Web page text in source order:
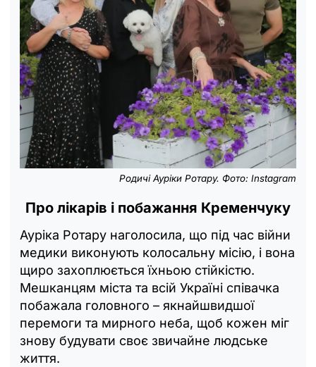
Родичі Ауріки Ротару. Фото: Instagram
Про лікарів і побажання Кременчуку
Ауріка Ротару наголосила, що під час війни
медики виконують колосальну місію, і вона
щиро захоплюється їхньою стійкістю.
Мешканцям міста та всій Україні співачка
побажала головного – якнайшвидшої
перемоги та мирного неба, щоб кожен міг
знову будувати своє звичайне людське
життя.